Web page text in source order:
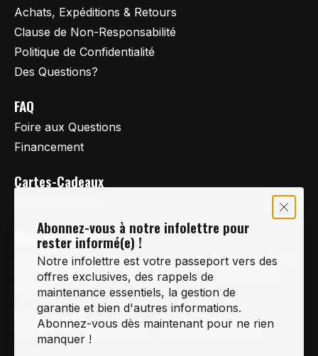
Achats, Expéditions & Retours
Clause de Non-Responsabilité
Politique de Confidentialité
Des Questions?
FAQ
Foire aux Questions
Financement
Cartes-Cadeaux
Vertige Vélo Ski
La référence en vélo de route, vélo de montagne et
vélo hybride sur la Rive-Sud de Montréal, depuis
1997.
Notre courriel
Info@vertigeveloski.com
Nous Joindre
1 (450) 464-8808
Abonnez-vous à notre infolettre pour
rester informé(e) !
Notre infolettre est votre passeport vers des
offres exclusives, des rappels de
maintenance essentiels, la gestion de
garantie et bien d'autres informations.
Abonnez-vous dès maintenant pour ne rien
manquer !